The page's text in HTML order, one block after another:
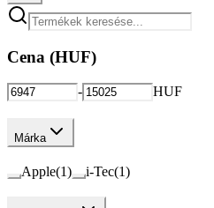
Cena (HUF)
- HUF
Márka
Apple(1) i-Tec(1)